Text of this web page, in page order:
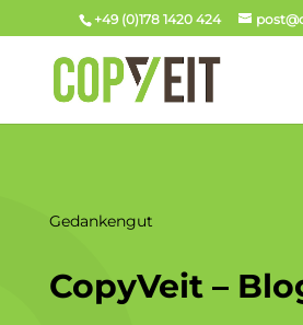
+49 (0)178 1420 424
Gedankengut
CopyVeit –